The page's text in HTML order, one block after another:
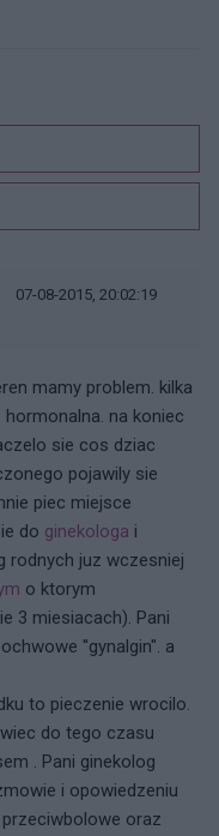
07-08-2015, 20:02:19
mamy problem. kilka
hormonalna. na koniec
sie cos dziac
pojawily sie
piec miejsce
do ginekologa i
rodnych juz wczesniej
o ktorym
3 miesiacach). Pani
''gynalgin". a
to pieczenie wrocilo.
do tego czasu
. Pani ginekolog
i opowiedzeniu
oraz